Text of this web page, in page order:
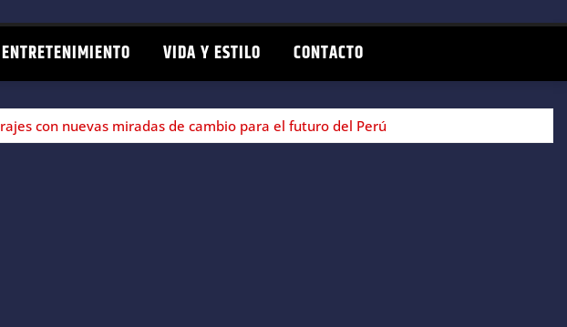
ENTRETENIMIENTO VIDA Y ESTILO CONTACTO
con nuevas miradas de cambio para el futuro del Perú